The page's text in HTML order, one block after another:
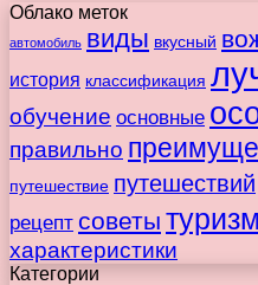
Облако меток
автомобиль виды вкусный
история классификация
обучение основные
правильно
путешествие путешествий
рецепт советы туризм
характеристики
Категории